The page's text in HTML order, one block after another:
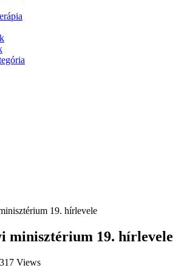
19. hírlevele
minisztérium 19. hírlevele
317 Views